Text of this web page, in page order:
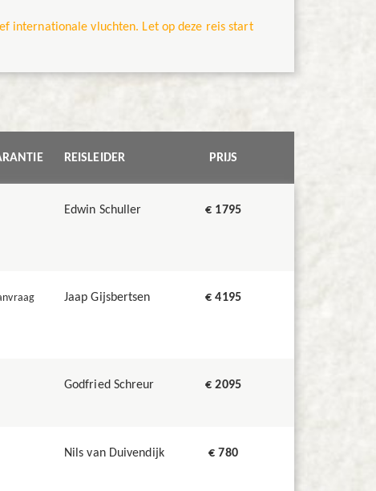
internationale vluchten. Let op deze reis start
REISLEIDER PRIJS
Edwin Schuller € 1795
Jaap Gijsbertsen € 4195
Godfried Schreur € 2095
Nils van Duivendijk € 780